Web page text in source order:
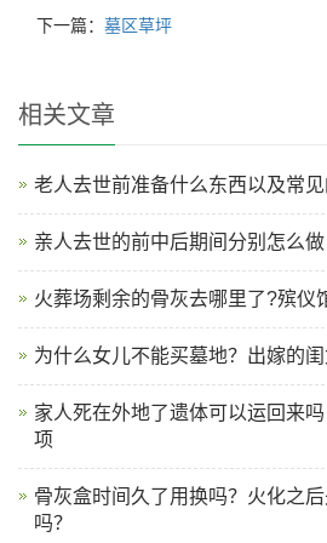
下一篇： 墓区草坪
相关文章
老人去世前准备什么东西以及常
亲人去世的前中后期间分别怎么
火葬场剩余的骨灰去哪里了?殡仪
为什么女儿不能买墓地？出嫁的闺
家人死在外地了遗体可以运回来
项
骨灰盒时间久了用换吗？火化之
吗？